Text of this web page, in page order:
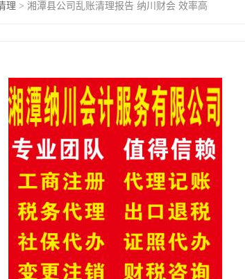
理 > 湘潭县公司乱账清理报告 纳川财会 效率高